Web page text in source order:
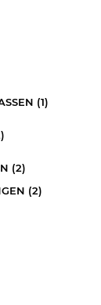
(1)
(2)
(2)